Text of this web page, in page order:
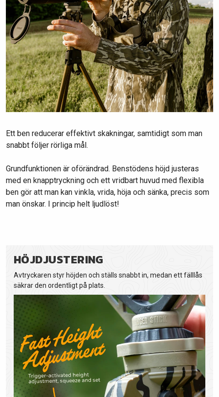
Ett ben reducerar effektivt skakningar, samtidigt som man
snabbt följer rörliga mål.
Grundfunktionen är oförändrad. Benstödens höjd justeras
med en knapptryckning och ett vridbart huvud med flexibla
ben gör att man kan vinkla, vrida, höja och sänka, precis som
man önskar. I princip helt ljudlöst!
HÖJDJUSTERING
Avtryckaren styr höjden och ställs snabbt in, medan ett fälllås
säkrar den ordentligt på plats.